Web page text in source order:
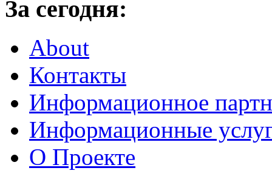
За сегодня:
About
Контакты
Информационное
Информационные
О Проекте